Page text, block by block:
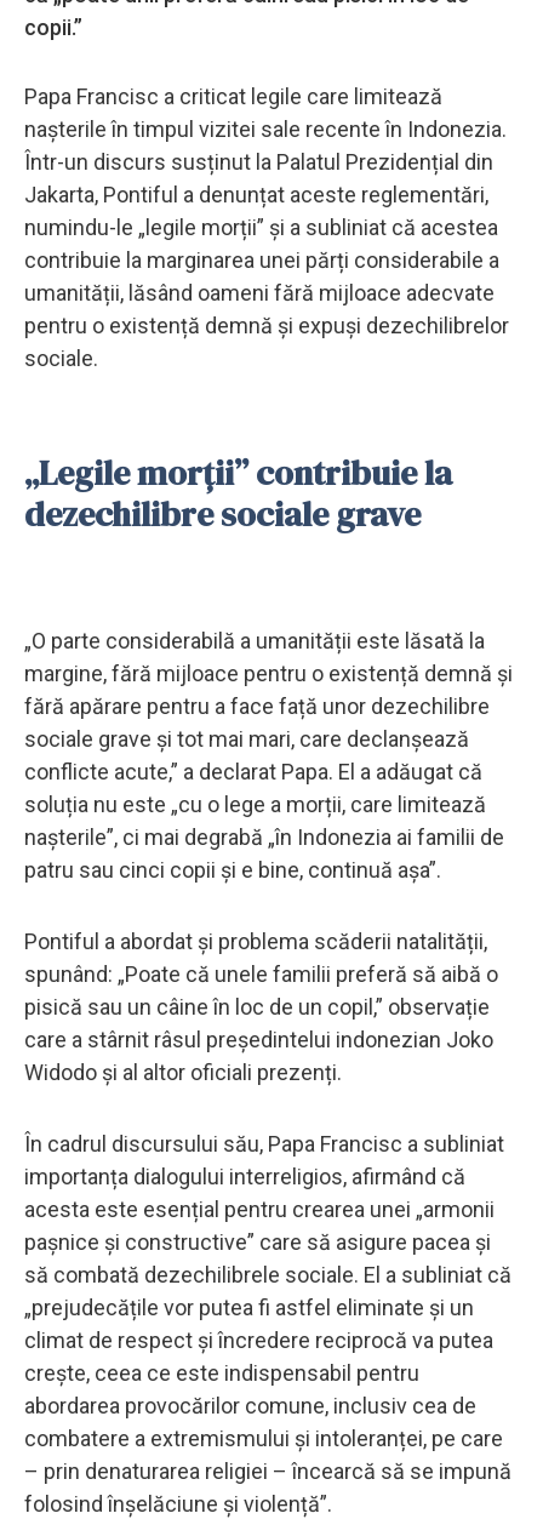
copii.”
Papa Francisc a criticat legile care limitează
nașterile în timpul vizitei sale recente în Indonezia.
Într-un discurs susținut la Palatul Prezidențial din
Jakarta, Pontiful a denunțat aceste reglementări,
numindu-le „legile morții” și a subliniat că acestea
contribuie la marginarea unei părți considerabile a
umanității, lăsând oameni fără mijloace adecvate
pentru o existență demnă și expuși dezechilibrelor
sociale.
„Legile morții” contribuie la
dezechilibre sociale grave
„O parte considerabilă a umanității este lăsată la
margine, fără mijloace pentru o existență demnă și
fără apărare pentru a face față unor dezechilibre
sociale grave și tot mai mari, care declanșează
conflicte acute,” a declarat Papa. El a adăugat că
soluția nu este „cu o lege a morții, care limitează
nașterile”, ci mai degrabă „în Indonezia ai familii de
patru sau cinci copii și e bine, continuă așa”.
Pontiful a abordat și problema scăderii natalității,
spunând: „Poate că unele familii preferă să aibă o
pisică sau un câine în loc de un copil,” observație
care a stârnit râsul președintelui indonezian Joko
Widodo și al altor oficiali prezenți.
În cadrul discursului său, Papa Francisc a subliniat
importanța dialogului interreligios, afirmând că
acesta este esențial pentru crearea unei „armonii
pașnice și constructive” care să asigure pacea și
să combată dezechilibrele sociale. El a subliniat că
„prejudecățile vor putea fi astfel eliminate și un
climat de respect și încredere reciprocă va putea
crește, ceea ce este indispensabil pentru
abordarea provocărilor comune, inclusiv cea de
combatere a extremismului și intoleranței, pe care
– prin denaturarea religiei – încearcă să se impună
folosind înșelăciune și violență”.